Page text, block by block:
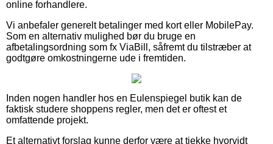
online forhandlere.
Vi anbefaler generelt betalinger med kort eller MobilePay.
Som en alternativ mulighed bør du bruge en
afbetalingsordning som fx ViaBill, såfremt du tilstræber at
godtgøre omkostningerne ude i fremtiden.
Inden nogen handler hos en Eulenspiegel butik kan de
faktisk studere shoppens regler, men det er oftest et
omfattende projekt.
Et alternativt forslag kunne derfor være at tjekke hvorvidt